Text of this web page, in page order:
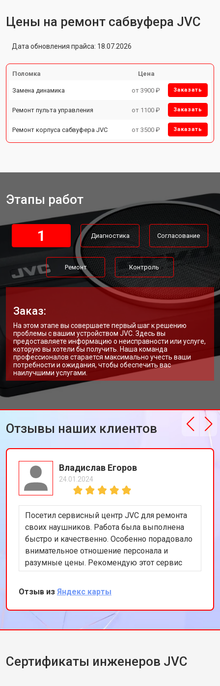
Цены на ремонт сабвуфера JVC
Дата обновления прайса: 18.07.2026
Поломка Цена
Замена динамика от 3900 ₽ Заказать
Ремонт пульта управления от 1100 ₽ Заказать
Ремонт корпуса сабвуфера JVC от 3500 ₽ Заказать
Этапы работ
1 Диагностика Согласование
Ремонт Контроль
Заказ:
На этом этапе вы совершаете первый шаг к решению
проблемы с вашим устройством JVC. Здесь вы
предоставляете информацию о неисправности или услуге,
которую вы хотели бы получить. Наша команда
профессионалов старается максимально учесть ваши
потребности и ожидания, чтобы обеспечить вас
наилучшими услугами.
Отзывы наших клиентов
Владислав Егоров
24.01.2024
Посетил сервисный центр JVC для ремонта
своих наушников. Работа была выполнена
быстро и качественно. Особенно порадовало
внимательное отношение персонала и
разумные цены. Рекомендую этот сервис
всем, кто ищет надежный ремонт
аудиотехники.
Отзыв из Яндекс карты
Сертификаты инженеров JVC